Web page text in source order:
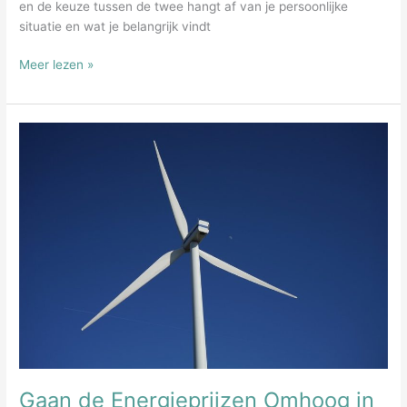
en de keuze tussen de twee hangt af van je persoonlijke
situatie en wat je belangrijk vindt
Beter
voor
variabele
Meer lezen »
Gaan de Energieprijzen Omhoog in